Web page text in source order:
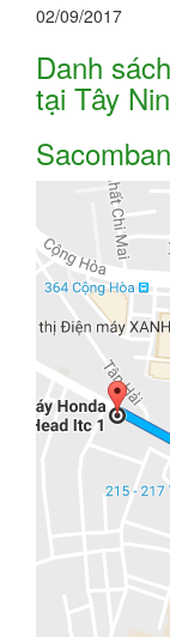
02/09/2017
Danh
tại Tây